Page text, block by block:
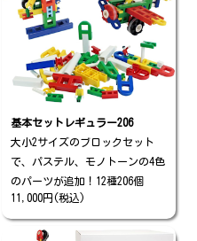
基本セットレギュラー206
大小2サイズのブロックセット
で、パステル、モノトーンの4色
のパーツが追加！12種206個
11,000円(税込)